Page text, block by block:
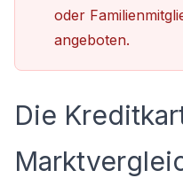
oder
angeboten.
Die